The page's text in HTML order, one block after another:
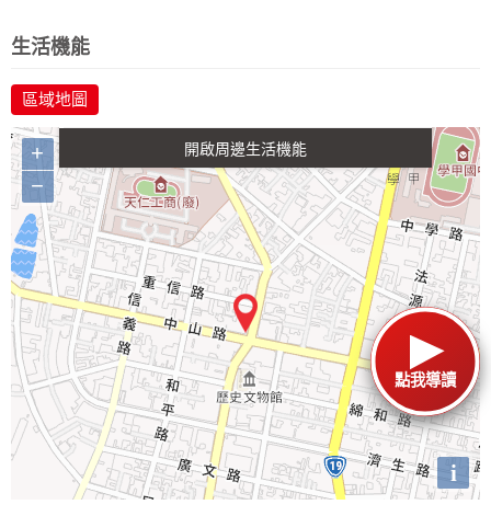
點我導讀
生活機能
區域地圖生活購物
+
−
i